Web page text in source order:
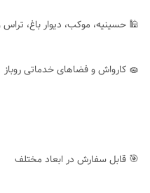
🕌 حسینیه، موکب، دیوار باغ، تراس
🧽 کارواش و فضاهای خدماتی روباز
🎯 قابل سفارش در ابعاد مختلف